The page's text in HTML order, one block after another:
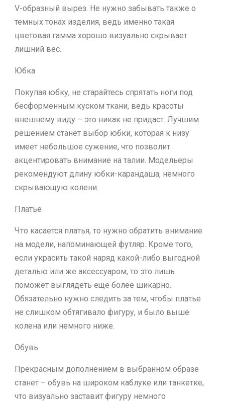
V-образный вырез. Не нужно забывать также о
темных тонах изделия, ведь именно такая
цветовая гамма хорошо визуально скрывает
лишний вес.
Юбка
Покупая юбку, не старайтесь спрятать ноги под
бесформенным куском ткани, ведь красоты
внешнему виду – это никак не придаст. Лучшим
решением станет выбор юбки, которая к низу
имеет небольшое сужение, что позволит
акцентировать внимание на талии. Модельеры
рекомендуют длину юбки-карандаша, немного
скрывающую колени.
Платье
Что касается платья, то нужно обратить внимание
на модели, напоминающей футляр. Кроме того,
если украсить такой наряд какой-либо выгодной
деталью или же аксессуаром, то это лишь
поможет выглядеть еще более шикарно.
Обязательно нужно следить за тем, чтобы платье
не слишком обтягивало фигуру, и было выше
колена или немного ниже.
Обувь
Прекрасным дополнением в выбранном образе
станет – обувь на широком каблуке или танкетке,
что визуально заставит фигуру немного